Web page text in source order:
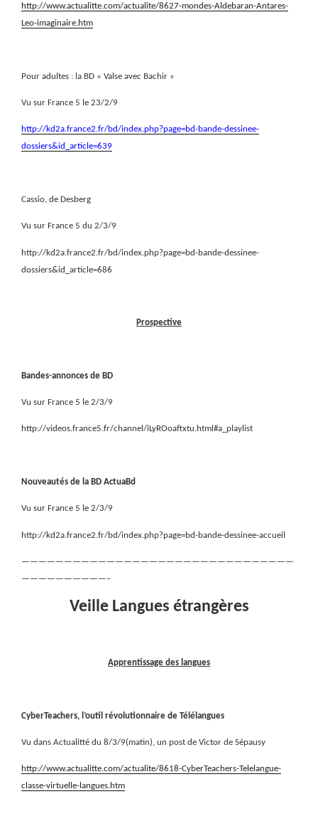
http://www.actualitte.com/actualite/8627-mondes-Aldebaran-Antares-
Leo-imaginaire.htm
Pour adultes : la BD « Valse avec Bachir »
Vu sur France 5 le 23/2/9
http://kd2a.france2.fr/bd/index.php?page=bd-bande-dessinee-
dossiers&id_article=639
Cassio, de Desberg
Vu sur France 5 du 2/3/9
http://kd2a.france2.fr/bd/index.php?page=bd-bande-dessinee-
dossiers&id_article=686
Prospective
Bandes-annonces de BD
Vu sur France 5 le 2/3/9
http://videos.france5.fr/channel/iLyROoaftxtu.html#a_playlist
Nouveautés de la BD ActuaBd
Vu sur France 5 le 2/3/9
http://kd2a.france2.fr/bd/index.php?page=bd-bande-dessinee-accueil
————————————————————————————————
——————————–
Veille Langues étrangères
Apprentissage des langues
CyberTeachers, l’outil révolutionnaire de Télélangues
Vu dans Actualitté du 8/3/9(matin), un post de Victor de Sépausy
http://www.actualitte.com/actualite/8618-CyberTeachers-Telelangue-
classe-virtuelle-langues.htm